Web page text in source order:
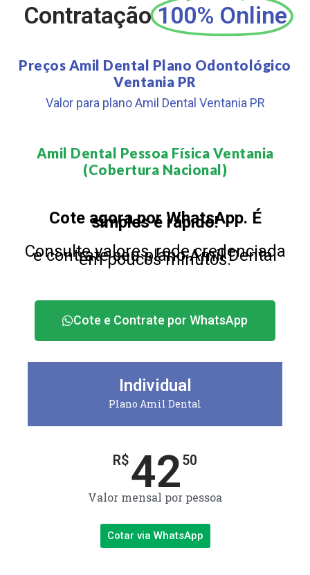
Contratação 100% Online
Preços Amil Dental Plano Odontológico
Ventania PR
Valor para plano Amil Dental Ventania PR
Amil Dental Pessoa Física Ventania
(Cobertura Nacional)​
Cote agora por WhatsApp. É
simples e rápido!
Consulte valores, rede credenciada
e contrate seu plano Amil Dental
em poucos minutos.
Cote e Contrate por WhatsApp
Individual
Plano Amil Dental
R$4250
Valor mensal por pessoa
Cotar via WhatsApp